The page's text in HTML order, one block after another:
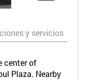
y servicios
center of
Plaza. Nearby